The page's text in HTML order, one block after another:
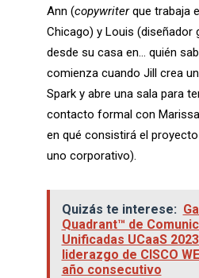
Ann (copywriterque trabaja
Chicago) y Louis (diseñador
desde su casa en… quién
comienza cuando Jill crea
Spark y abre una sala para
contacto formal con
en qué consistirá el
uno corporativo).
Quizás te interese:
Quadrant™ de
Unificadas UCaaS
liderazgo de CISCO
año consecutivo